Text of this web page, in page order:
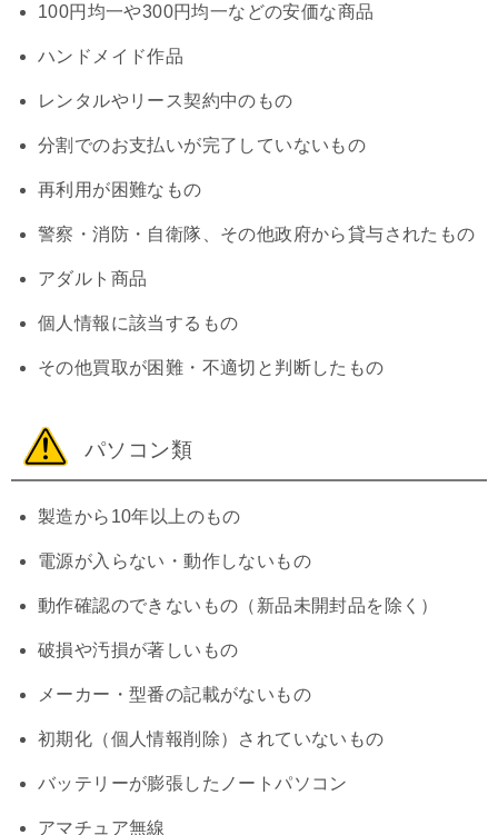
100円均一や300円均一などの安価な商品
ハンドメイド作品
レンタルやリース契約中のもの
分割でのお支払いが完了していないもの
再利用が困難なもの
警察・消防・自衛隊、その他政府から貸与されたもの
アダルト商品
個人情報に該当するもの
その他買取が困難・不適切と判断したもの
パソコン類
製造から10年以上のもの
電源が入らない・動作しないもの
動作確認のできないもの（新品未開封品を除く）
破損や汚損が著しいもの
メーカー・型番の記載がないもの
初期化（個人情報削除）されていないもの
バッテリーが膨張したノートパソコン
アマチュア無線